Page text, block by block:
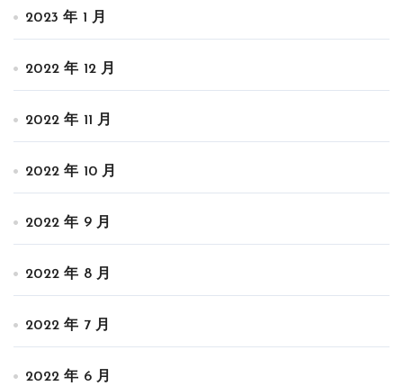
2023 年 1 月
2022 年 12 月
2022 年 11 月
2022 年 10 月
2022 年 9 月
2022 年 8 月
2022 年 7 月
2022 年 6 月